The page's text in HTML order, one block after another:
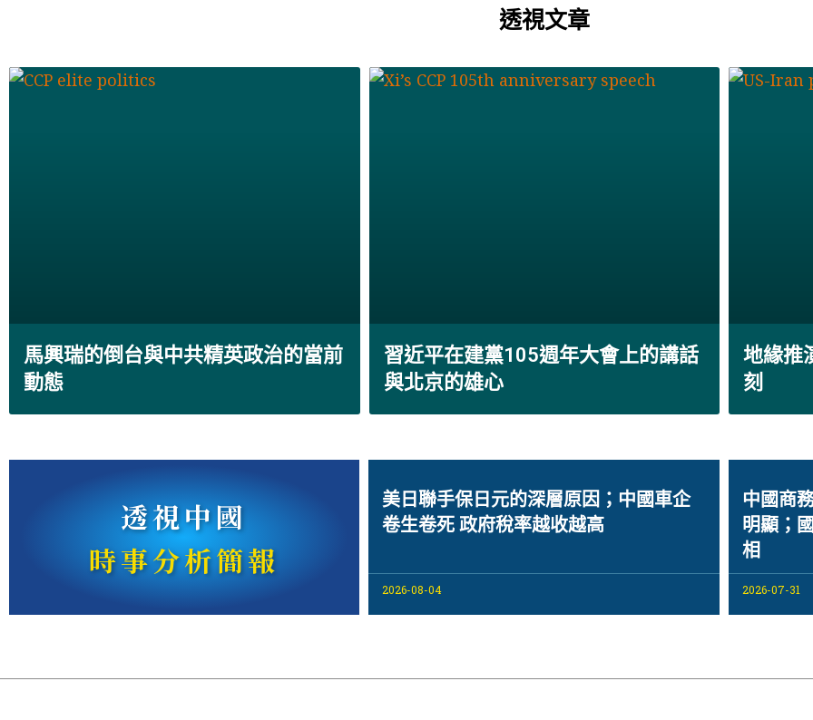
透視文章
馬興瑞的倒台與中共精英政治的當前
動態
習近平在建黨105週年大會上的講話
與北京的雄心
地緣推
刻
透視中國
時事分析簡報
美日聯手保日元的深層原因；中國車企
卷生卷死 政府稅率越收越高
2026-08-04
中國商
明顯；
相
2026-07-31